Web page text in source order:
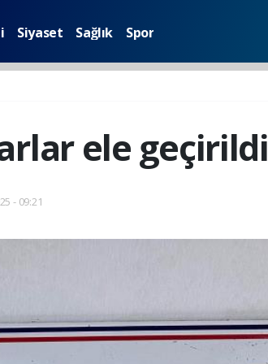
Siyaset Sağlık Spor
ele geçirildi
- 09:21